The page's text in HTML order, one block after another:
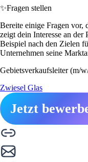
✨Fragen stellen
Bereite einige Fragen vor,
zeigt dein Interesse an
Beispiel nach den Zielen
Unternehmen seine
Gebietsverkaufsleiter (m/
Zwiesel Glas
Jetzt